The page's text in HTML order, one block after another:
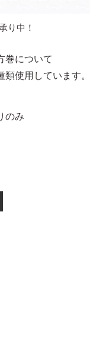
り中！
について
使用しています。
のみ